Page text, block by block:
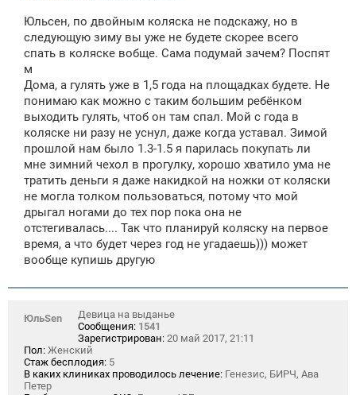
б
щ
н
Юльсен, по двойным коляска не подскажу, но в
следующую зиму вы уже не будете скорее всего
спать в коляске вобще. Сама подумай зачем? Поспят
м
Дома, а гулять уже в 1,5 года на площадках будете. Не
понимаю как можно с таким большим ребёнком
выходить гулять, чтоб он там спал. Мой с года в
коляске ни разу не уснул, даже когда уставал. Зимой
прошлой нам было 1.3-1.5 я парилась покупать ли
мне зимний чехол в прогулку, хорошо хватило ума не
тратить деньги я даже накидкой на ножки от коляски
не могла толком пользоваться, потому что мой
дрыгал ногами до тех пор пока она не
отстегивалась.... Так что планируй коляску на первое
время, а что будет через год не угадаешь))) может
вообще купишь другую
ЮльSen
Девица на выданье
Сообщения: 1541
Зарегистрирован: 20 май 2017, 21:11
Пол: Женский
Стаж бесплодия: 5
В каких клиниках проводилось лечение: Генезис, БИРЧ, Ава
Петер